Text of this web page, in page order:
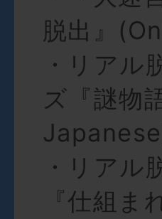
脱出』
・リアル
ズ『謎物
・リアル
『仕組